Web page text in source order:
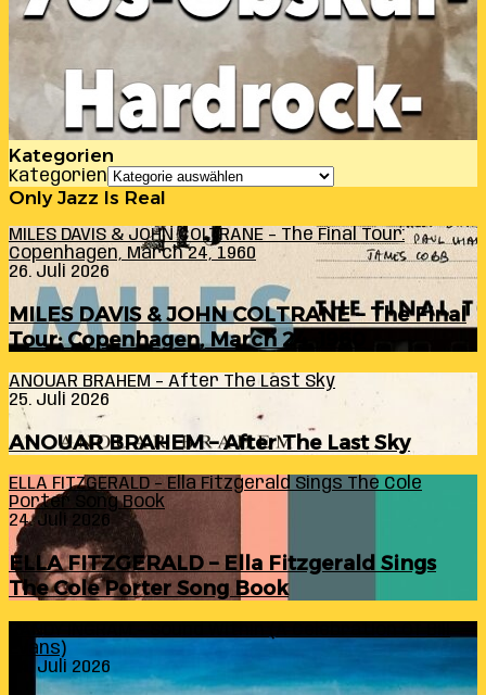
Kategorien
Kategorien
Only Jazz Is Real
MILES DAVIS & JOHN COLTRANE – The Final Tour:
Copenhagen, March 24, 1960
26. Juli 2026
MILES DAVIS & JOHN COLTRANE – The Final
Tour: Copenhagen, March 24, 1960
ANOUAR BRAHEM – After The Last Sky
25. Juli 2026
ANOUAR BRAHEM – After The Last Sky
ELLA FITZGERALD – Ella Fitzgerald Sings The Cole
Porter Song Book
24. Juli 2026
ELLA FITZGERALD – Ella Fitzgerald Sings
The Cole Porter Song Book
Evans)
24. Juli 2026